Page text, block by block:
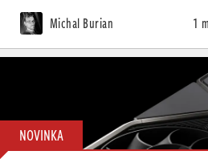
Michal Burian 1
NOVINKA